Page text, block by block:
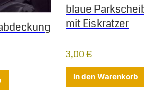
Dieses Produkt weist mehrere
blaue
mit Eiskratzer
3,00€
In den Warenkorb